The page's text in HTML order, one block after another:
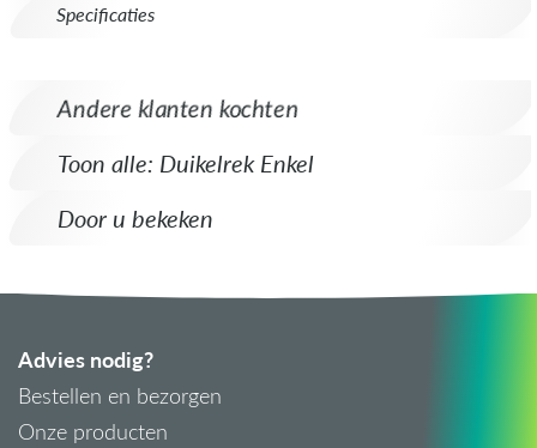
Specificaties
Andere klanten kochten
Toon alle: Duikelrek Enkel
Door u bekeken
Advies nodig?
Bestellen en bezorgen
Onze producten